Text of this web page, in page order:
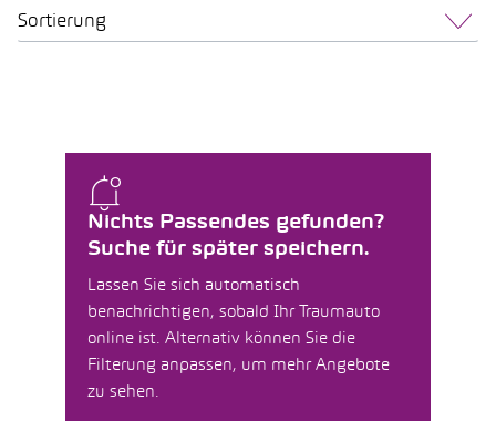
Sortierung
Nichts Passendes gefunden?
Suche für später speichern.
Lassen Sie sich automatisch
benachrichtigen, sobald Ihr Traumauto
online ist. Alternativ können Sie die
Filterung anpassen, um mehr Angebote
zu sehen.